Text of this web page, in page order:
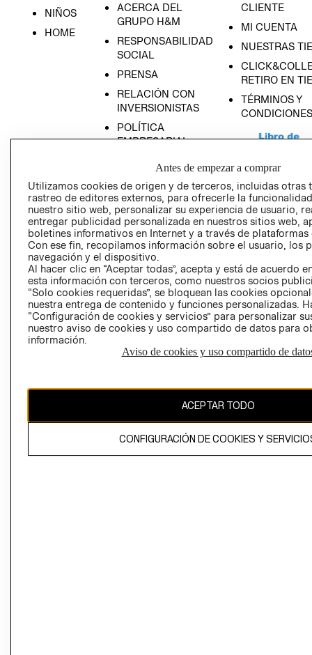
NIÑOS
HOME
ACERCA DEL
GRUPO H&M
RESPONSABILIDAD
SOCIAL
PRENSA
RELACIÓN CON
INVERSIONISTAS
POLÍTICA
EMPRESARIAL
CLIENTE
MI CUENTA
NUESTRAS
RETIRO EN
TÉRMINOS Y
CONDICIONES
AVISO DE
PRIVACIDAD
GIFT CARD
El contenido de esta página web está protegido por copyright y es
propiedad de H&M Hennes & Mauritz AB
Antes de empezar a comprar
Utilizamos cookies de origen y de terceros, incluidas otras
rastreo de editores externos, para ofrecerle la
nuestro sitio web, personalizar su experiencia de usuario,
entregar publicidad personalizada en nuestros sitios web,
boletines informativos en Internet y a través de plataformas
Con ese fin, recopilamos información sobre el usuario, los
navegación y el dispositivo.
Al hacer clic en “Aceptar todas”, acepta y está de acuerdo
esta información con terceros, como nuestros socios
“Solo cookies requeridas”, se bloquean las cookies
nuestra entrega de contenido y funciones personalizadas.
“Configuración de cookies y servicios” para personalizar
nuestro aviso de cookies y uso compartido de datos para
información.
Aviso de cookies y uso compartido de
ACEPTAR TODO
CONFIGURACIÓN DE COOKIES Y